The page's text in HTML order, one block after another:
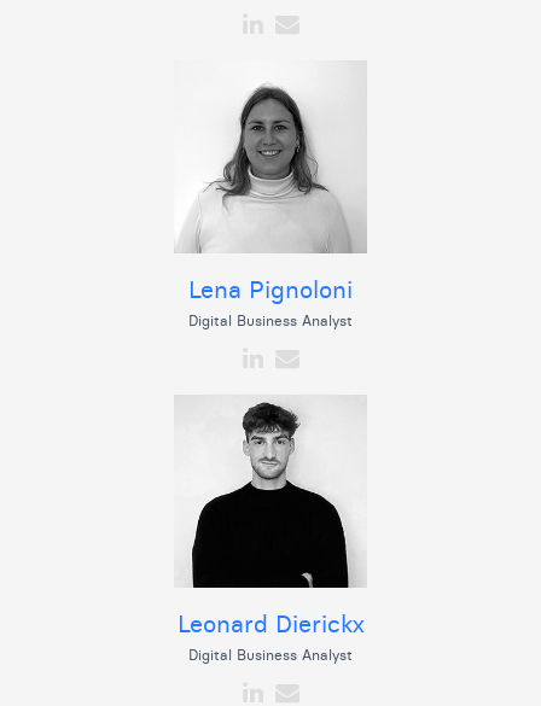
Lena Pignoloni
Digital Business Analyst
Leonard Dierickx
Digital Business Analyst